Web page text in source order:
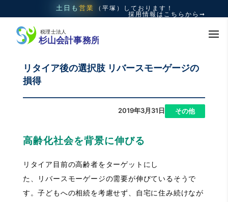
土日も 営業 （平塚）
しております！
採用情報はこちらから➞
リタイア後の選択肢 リバースモーゲージの
損得
2019年3月31日 その他
高齢化社会を背景に伸びる
リタイア目前の高齢者をターゲットにし
た、リバースモーゲージの需要が伸びているそうで
す。子どもへの相続を考慮せず、自宅に住み続けなが